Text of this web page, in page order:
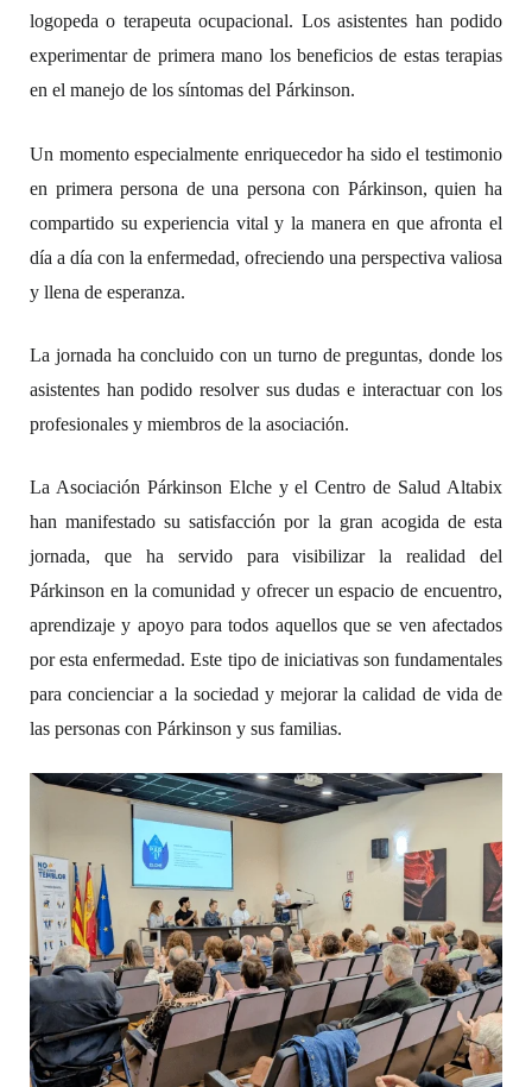
logopeda o terapeuta ocupacional. Los asistentes han podido
experimentar de primera mano los beneficios de estas terapias
en el manejo de los síntomas del Párkinson.
Un momento especialmente enriquecedor ha sido el testimonio
en primera persona de una persona con Párkinson, quien ha
compartido su experiencia vital y la manera en que afronta el
día a día con la enfermedad, ofreciendo una perspectiva valiosa
y llena de esperanza.
La jornada ha concluido con un turno de preguntas, donde los
asistentes han podido resolver sus dudas e interactuar con los
profesionales y miembros de la asociación.
La Asociación Párkinson Elche y el Centro de Salud Altabix
han manifestado su satisfacción por la gran acogida de esta
jornada, que ha servido para visibilizar la realidad del
Párkinson en la comunidad y ofrecer un espacio de encuentro,
aprendizaje y apoyo para todos aquellos que se ven afectados
por esta enfermedad. Este tipo de iniciativas son fundamentales
para concienciar a la sociedad y mejorar la calidad de vida de
las personas con Párkinson y sus familias.